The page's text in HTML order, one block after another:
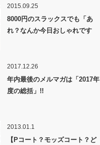
2015.09.25
8000円のスラックスでも「あ
れ？なんか今日おしゃれです
9月27日号紹介】
2017.12.26
年内最後のメルマガは「2017年
度の総括」!!
2013.01.1
【Pコート？モッズコート？ど